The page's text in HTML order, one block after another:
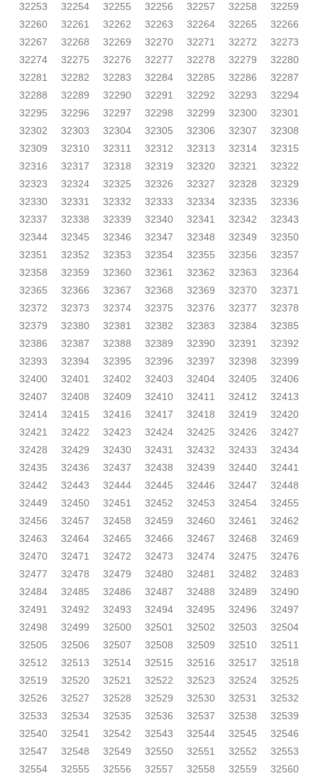
32253
32254 32255 32256 32257 32258
32259
32260
32261 32262 32263 32264 32265
32266
32267
32268 32269 32270 32271 32272
32273
32274
32275 32276 32277 32278 32279
32280
32281
32282 32283 32284 32285 32286
32287
32288
32289 32290 32291 32292 32293
32294
32295
32296 32297 32298 32299 32300
32301
32302
32303 32304 32305 32306 32307
32308
32309
32310 32311 32312 32313 32314
32315
32316
32317 32318 32319 32320 32321
32322
32323
32324 32325 32326 32327 32328
32329
32330
32331 32332 32333 32334 32335
32336
32337
32338 32339 32340 32341 32342
32343
32344
32345 32346 32347 32348 32349
32350
32351
32352 32353 32354 32355 32356
32357
32358
32359 32360 32361 32362 32363
32364
32365
32366 32367 32368 32369 32370
32371
32372
32373 32374 32375 32376 32377
32378
32379
32380 32381 32382 32383 32384
32385
32386
32387 32388 32389 32390 32391
32392
32393
32394 32395 32396 32397 32398
32399
32400
32401 32402 32403 32404 32405
32406
32407
32408 32409 32410 32411 32412
32413
32414
32415 32416 32417 32418 32419
32420
32421
32422 32423 32424 32425 32426
32427
32428
32429 32430 32431 32432 32433
32434
32435
32436 32437 32438 32439 32440
32441
32442
32443 32444 32445 32446 32447
32448
32449
32450 32451 32452 32453 32454
32455
32456
32457 32458 32459 32460 32461
32462
32463
32464 32465 32466 32467 32468
32469
32470
32471 32472 32473 32474 32475
32476
32477
32478 32479 32480 32481 32482
32483
32484
32485 32486 32487 32488 32489
32490
32491
32492 32493 32494 32495 32496
32497
32498
32499 32500 32501 32502 32503
32504
32505
32506 32507 32508 32509 32510
32511
32512
32513 32514 32515 32516 32517
32518
32519
32520 32521 32522 32523 32524
32525
32526
32527 32528 32529 32530 32531
32532
32533
32534 32535 32536 32537 32538
32539
32540
32541 32542 32543 32544 32545
32546
32547
32548 32549 32550 32551 32552
32553
32554
32555 32556 32557 32558 32559
32560